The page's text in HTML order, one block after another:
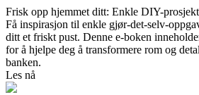
Frisk opp hjemmet ditt: Enkle DIY-
Få inspirasjon til enkle gjør-det-selv-
ditt et friskt pust. Denne e-boken
for å hjelpe deg å transformere rom og
banken.
Les nå